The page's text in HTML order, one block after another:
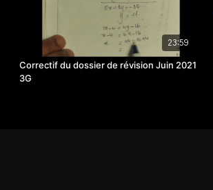
23:59
Correctif du dossier de révision Juin 2021
3G